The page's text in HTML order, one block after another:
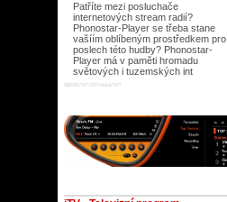
Patříte mezi posluchače
internetových stream radií?
Phonostar-Player se třeba stane
vašíím oblíbeným prostředkem pro
poslech této hudby? Phonostar-
Player má v paměti hromadu
světových i tuzemských int
98/ME/NT/XP/Vista/XP/